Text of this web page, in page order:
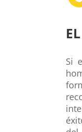
Si